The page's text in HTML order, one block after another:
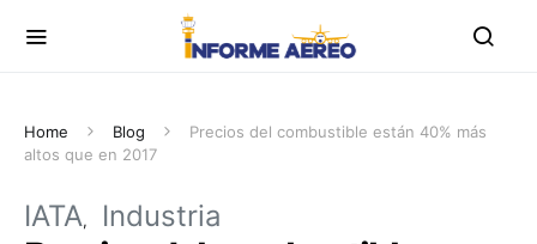
Home Blog
Precios del combustible están 40% más
altos que en 2017
IATA Industria